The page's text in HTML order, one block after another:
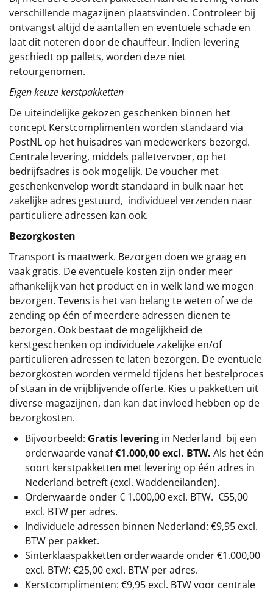
verschillende magazijnen plaatsvinden. Controleer bij
ontvangst altijd de aantallen en eventuele schade en
laat dit noteren door de chauffeur. Indien levering
geschiedt op pallets, worden deze niet
retourgenomen.
Eigen keuze kerstpakketten
De uiteindelijke gekozen geschenken binnen het
concept Kerstcomplimenten worden standaard via
PostNL op het huisadres van medewerkers bezorgd.
Centrale levering, middels palletvervoer, op het
bedrijfsadres is ook mogelijk. De voucher met
geschenkenvelop wordt standaard in bulk naar het
zakelijke adres gestuurd, individueel verzenden naar
particuliere adressen kan ook.
Bezorgkosten
Transport is maatwerk. Bezorgen doen we graag en
vaak gratis. De eventuele kosten zijn onder meer
afhankelijk van het product en in welk land we mogen
bezorgen. Tevens is het van belang te weten of we de
zending op één of meerdere adressen dienen te
bezorgen. Ook bestaat de mogelijkheid de
kerstgeschenken op individuele zakelijke en/of
particulieren adressen te laten bezorgen. De eventuele
bezorgkosten worden vermeld tijdens het bestelproces
of staan in de vrijblijvende offerte. Kies u pakketten uit
diverse magazijnen, dan kan dat invloed hebben op de
bezorgkosten.
Bijvoorbeeld: Gratis levering in Nederland bij een
orderwaarde vanaf€1.000,00 excl. BTW. Als het één
soort kerstpakketten met levering op één adres in
Nederland betreft (excl. Waddeneilanden).
Orderwaarde onder € 1.000,00 excl. BTW. €55,00
excl. BTW per adres.
Individuele adressen binnen Nederland: €9,95 excl.
BTW per pakket.
Sinterklaaspakketten orderwaarde onder €1.000,00
excl. BTW: €25,00 excl. BTW per adres.
Kerstcomplimenten: €9,95 excl. BTW voor centrale